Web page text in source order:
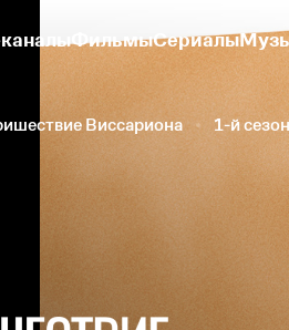
ФильмыСериалы
Виссариона 1-й сезон